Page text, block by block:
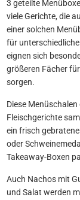
3 geteilte
viele Gerichte, die
einer solchen
für
eignen sich
größeren Fächer
sorgen.
Diese
Fleischgerichte
ein frisch
oder
Takeaway-Boxen
Auch Nachos mit
und Salat werden